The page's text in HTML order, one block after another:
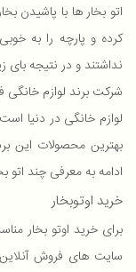
اتو بخار ها با پاشیدن
کرده و پارچه را به
نداشتند و در نتیجه بای
شرکت برند لوازم
بهترین محصولات این
ادامه به معرفی چند اتو
خرید اوتوبخار
برای خرید اوتو بخار
سایت های فروش آنلاین